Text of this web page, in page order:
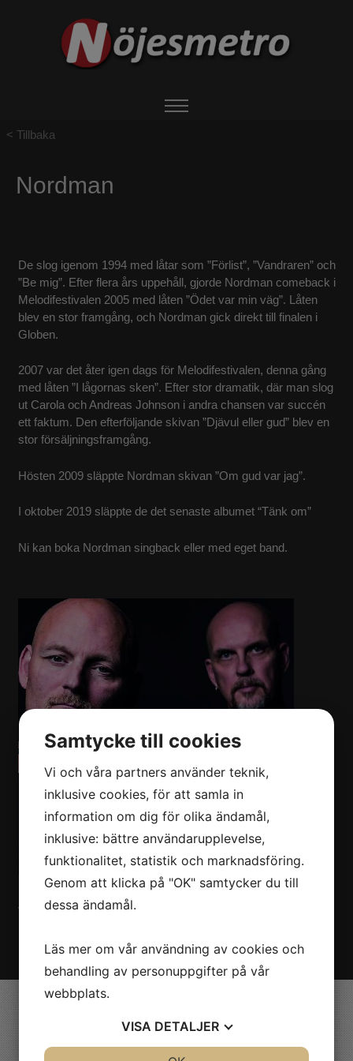
OM NÖJESMETRO
BOKA ARTIST
KONTAKT
Tillbaka
Nordman
De slog igenom 1994 med låtar som ”Förlist”, ”Vandraren” och
”Be mig”. Efter flera års uppehåll, gjorde Nordman comeback i
Melodifestivalen 2005 med låten ”Ödet var min väg”. Låten
blev en stor framgång, och Nordman gick direkt till finalen i
Globen.​
2007 var det åter igen dags för Melodifestivalen, denna gång
med låten ”I lågornas sken”. Efter stor dramatik, där man slog
ut Carola och Andreas Johnson i andra chansen var succén
ett faktum. Den efterföljande skivan ”Djävul eller gud” blev en
stor försäljningsframgång.​
Hösten 2009 släppte Nordman skivan ”Om gud var jag”.
I oktober 2019 släppte de det senaste albumet “Tänk om”
Ni kan boka Nordman singback eller med eget band.
Vill du boka Nordman till ert evenemang? Kontakta oss på
Valdemarsvik
Samtycke till cookies
Vi och våra partners använder teknik,
inklusive cookies, för att samla in
information om dig för olika ändamål,
inklusive: bättre användarupplevelse,
funktionalitet, statistik och marknadsföring.
Genom att klicka på "OK" samtycker du till
dessa ändamål.
Läs mer om vår användning av cookies och
behandling av personuppgifter på vår
webbplats.
VISA DETALJER